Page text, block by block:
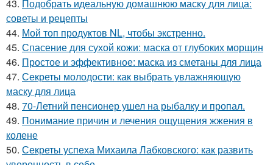
43. Подобрать идеальную домашнюю маску для лица:
советы и рецепты
44. Мой топ продуктов NL, чтобы экстренно.
45. Спасение для сухой кожи: маска от глубоких морщин
46. Простое и эффективное: маска из сметаны для лица
47. Секреты молодости: как выбрать увлажняющую
маску для лица
48. 70-Летний пенсионер ушел на рыбалку и пропал.
49. Понимание причин и лечения ощущения жжения в
колене
50. Секреты успеха Михаила Лабковского: как развить